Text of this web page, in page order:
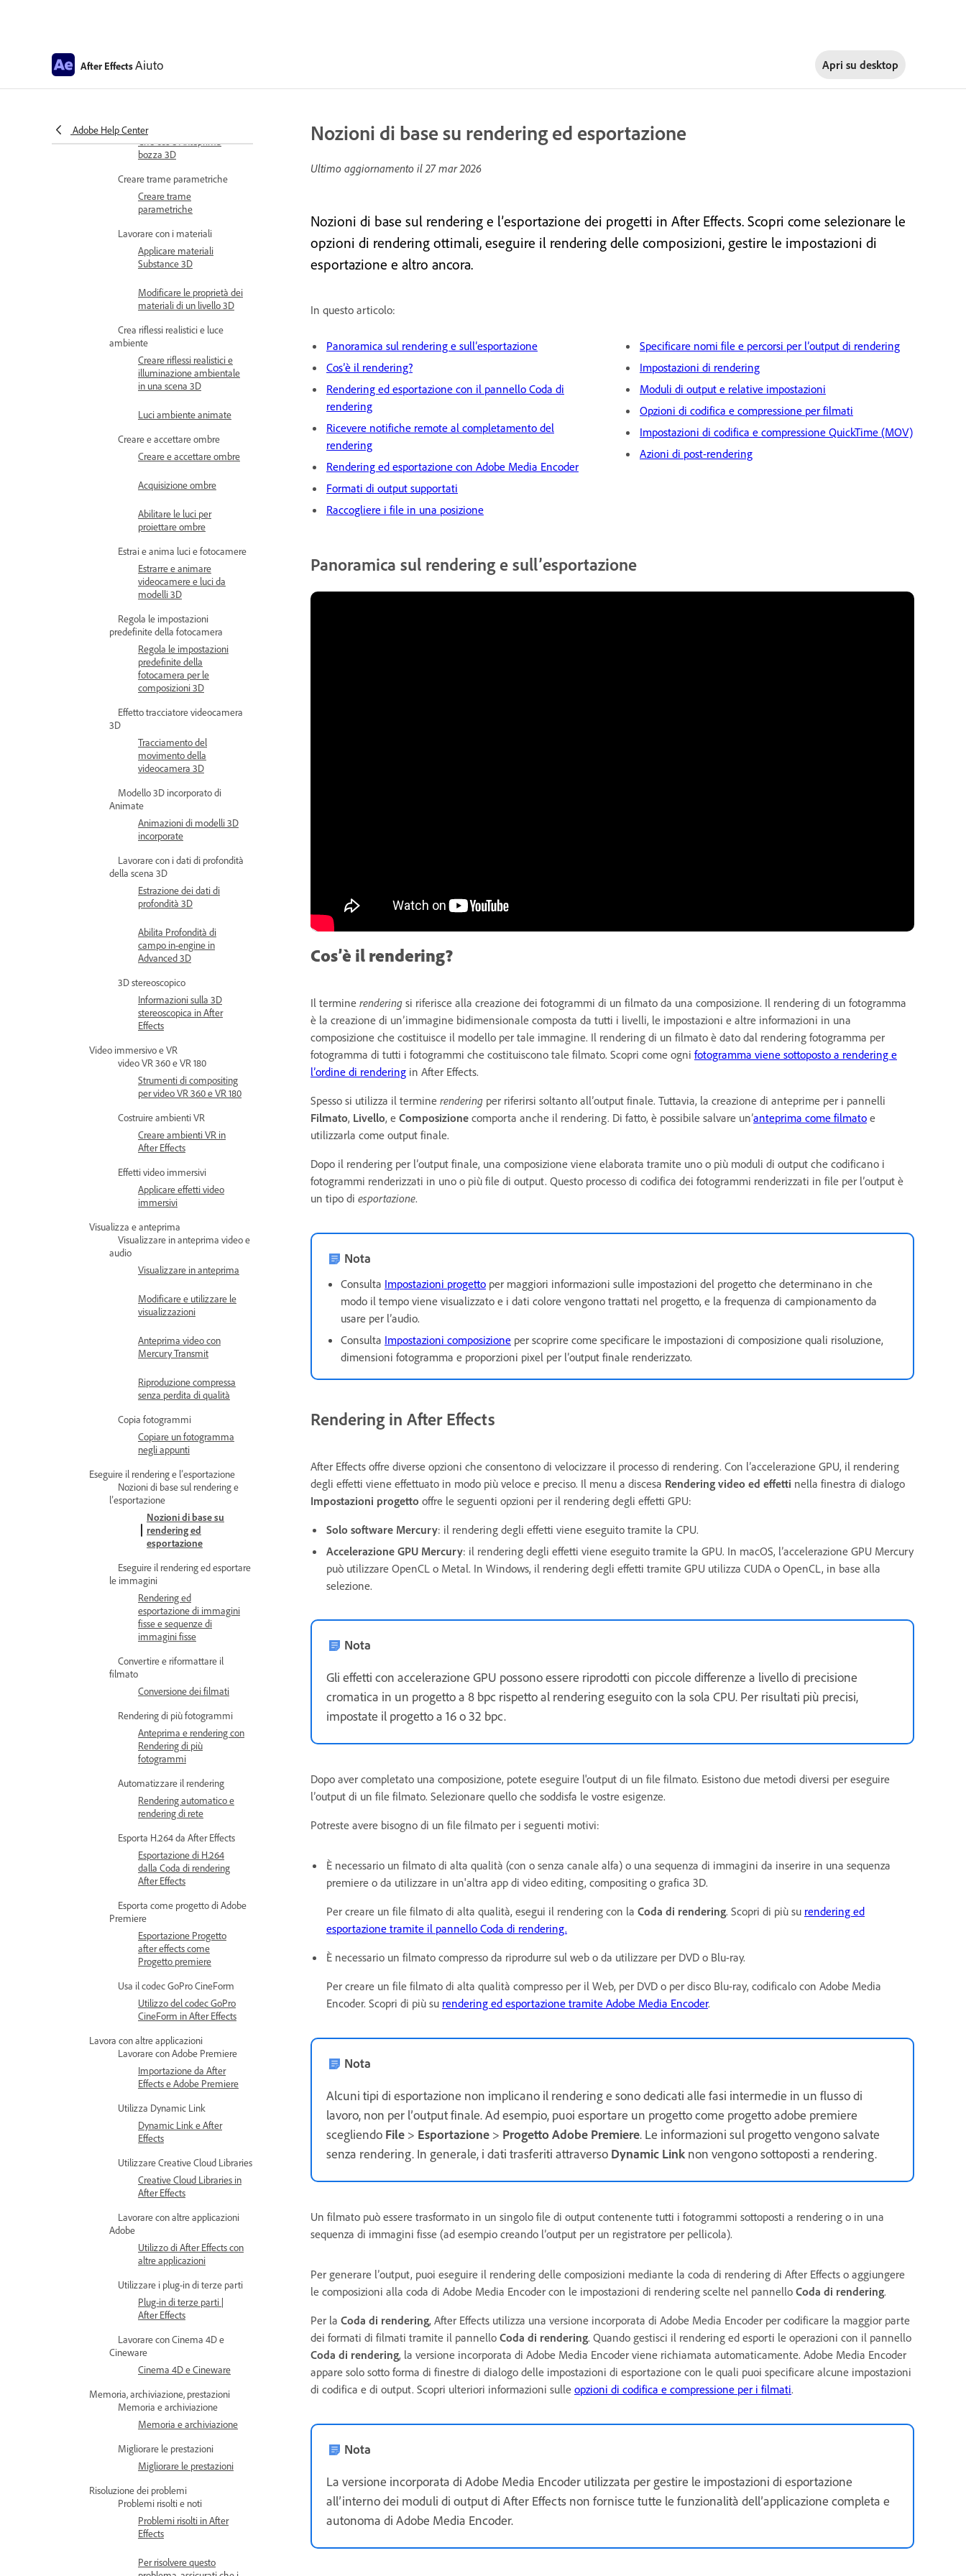
After EffectsAiuto Apri su desktop
Adobe Help Center
animazione 3D
Impostazioni di
Visualizzazione e anteprima 3D
Che cos’è Anteprima
bozza 3D
Creare trame parametriche
Creare trame
parametriche
Lavorare con i materiali
Applicare materiali
Substance 3D
Modificare le proprietà dei
materiali di un livello 3D
Crea riflessi realistici e luce
ambiente
Creare riflessi realistici e
illuminazione ambientale
in una scena 3D
Luci ambiente animate
Creare e accettare ombre
Creare e accettare ombre
Acquisizione ombre
Abilitare le luci per
proiettare ombre
Estrai e anima luci e fotocamere
Estrarre e animare
videocamere e luci da
modelli 3D
Regola le impostazioni
predefinite della fotocamera
Regola le impostazioni
predefinite della
fotocamera per le
composizioni 3D
Effetto tracciatore videocamera
3D
Tracciamento del
movimento della
videocamera 3D
Modello 3D incorporato di
Animate
Animazioni di modelli 3D
incorporate
Lavorare con i dati di profondità
della scena 3D
Estrazione dei dati di
profondità 3D
Abilita Profondità di
campo in-engine in
Advanced 3D
3D stereoscopico
Informazioni sulla 3D
stereoscopica in After
Effects
Video immersivo e VR
video VR 360 e VR 180
Strumenti di compositing
per video VR 360 e VR 180
Costruire ambienti VR
Creare ambienti VR in
After Effects
Effetti video immersivi
Applicare effetti video
immersivi
Visualizza e anteprima
Visualizzare in anteprima video e
audio
Visualizzare in anteprima
Modificare e utilizzare le
visualizzazioni
Anteprima video con
Mercury Transmit
Riproduzione compressa
senza perdita di qualità
Copia fotogrammi
Copiare un fotogramma
negli appunti
Eseguire il rendering e l’esportazione
Nozioni di base sul rendering e
l’esportazione
Nozioni di base su
rendering ed
esportazione
Eseguire il rendering ed esportare
le immagini
Rendering ed
esportazione di immagini
fisse e sequenze di
immagini fisse
Convertire e riformattare il
filmato
Conversione dei filmati
Rendering di più fotogrammi
Anteprima e rendering con
Rendering di più
fotogrammi
Automatizzare il rendering
Rendering automatico e
rendering di rete
Esporta H.264 da After Effects
Esportazione di H.264
dalla Coda di rendering
After Effects
Esporta come progetto di Adobe
Premiere
Esportazione Progetto
after effects come
Progetto premiere
Usa il codec GoPro CineForm
Utilizzo del codec GoPro
CineForm in After Effects
Lavora con altre applicazioni
Lavorare con Adobe Premiere
Importazione da After
Effects e Adobe Premiere
Utilizza Dynamic Link
Dynamic Link e After
Effects
Utilizzare Creative Cloud Libraries
Creative Cloud Libraries in
After Effects
Lavorare con altre applicazioni
Adobe
Utilizzo di After Effects con
altre applicazioni
Utilizzare i plug-in di terze parti
Plug-in di terze parti |
After Effects
Lavorare con Cinema 4D e
Cineware
Cinema 4D e Cineware
Memoria, archiviazione, prestazioni
Memoria e archiviazione
Memoria e archiviazione
Migliorare le prestazioni
Migliorare le prestazioni
Risoluzione dei problemi
Problemi risolti e noti
Problemi risolti in After
Effects
Per risolvere questo
Nozioni di base su rendering ed esportazione
Ultimo aggiornamento il27 mar 2026
Nozioni di base sul rendering e l’esportazione dei progetti in After Effects. Scopri come selezionare le
opzioni di rendering ottimali, eseguire il rendering delle composizioni, gestire le impostazioni di
esportazione e altro ancora.
In questo articolo:
Panoramica sul rendering e sull’esportazione
Cos’è il rendering?
Rendering ed esportazione con il pannello Coda di
rendering
Ricevere notifiche remote al completamento del
rendering
Rendering ed esportazione con Adobe Media Encoder
Formati di output supportati
Raccogliere i file in una posizione
Specificare nomi file e percorsi per l’output di rendering
Impostazioni di rendering
Moduli di output e relative impostazioni
Opzioni di codifica e compressione per filmati
Impostazioni di codifica e compressione QuickTime (MOV)
Azioni di post-rendering
Panoramica sul rendering e sull’esportazione
Cos’è il rendering?
Il termine rendering si riferisce alla creazione dei fotogrammi di un filmato da una composizione. Il rendering di un fotogramma
è la creazione di un’immagine bidimensionale composta da tutti i livelli, le impostazioni e altre informazioni in una
composizione che costituisce il modello per tale immagine. Il rendering di un filmato è dato dal rendering fotogramma per
fotogramma di tutti i fotogrammi che costituiscono tale filmato. Scopri come ogni fotogramma viene sottoposto a rendering e
l’ordine di rendering in After Effects.
Spesso si utilizza il termine rendering per riferirsi soltanto all’output finale. Tuttavia, la creazione di anteprime per i pannelli
Filmato, Livello, e Composizione comporta anche il rendering. Di fatto, è possibile salvare un’anteprima come filmato e
utilizzarla come output finale.
Dopo il rendering per l’output finale, una composizione viene elaborata tramite uno o più moduli di output che codificano i
fotogrammi renderizzati in uno o più file di output. Questo processo di codifica dei fotogrammi renderizzati in file per l’output è
un tipo di esportazione.
Nota
Consulta Impostazioni progetto per maggiori informazioni sulle impostazioni del progetto che determinano in che
modo il tempo viene visualizzato e i dati colore vengono trattati nel progetto, e la frequenza di campionamento da
usare per l’audio.
Consulta Impostazioni composizione per scoprire come specificare le impostazioni di composizione quali risoluzione,
dimensioni fotogramma e proporzioni pixel per l’output finale renderizzato.
Rendering in After Effects
After Effects offre diverse opzioni che consentono di velocizzare il processo di rendering. Con l’accelerazione GPU, il rendering
degli effetti viene effettuato in modo più veloce e preciso. Il menu a discesa Rendering video ed effetti nella finestra di dialogo
Impostazioni progetto offre le seguenti opzioni per il rendering degli effetti GPU:
Solo software Mercury: il rendering degli effetti viene eseguito tramite la CPU.
Accelerazione GPU Mercury: il rendering degli effetti viene eseguito tramite la GPU. In macOS, l’accelerazione GPU Mercury
può utilizzare OpenCL o Metal. In Windows, il rendering degli effetti tramite GPU utilizza CUDA o OpenCL, in base alla
selezione.
Nota
Gli effetti con accelerazione GPU possono essere riprodotti con piccole differenze a livello di precisione
cromatica in un progetto a 8 bpc rispetto al rendering eseguito con la sola CPU. Per risultati più precisi,
impostate il progetto a 16 o 32 bpc.
Dopo aver completato una composizione, potete eseguire l'output di un file filmato. Esistono due metodi diversi per eseguire
l’output di un file filmato. Selezionare quello che soddisfa le vostre esigenze.
Potreste avere bisogno di un file filmato per i seguenti motivi:
È necessario un filmato di alta qualità (con o senza canale alfa) o una sequenza di immagini da inserire in una sequenza
premiere o da utilizzare in un'altra app di video editing, compositing o grafica 3D.
Per creare un file filmato di alta qualità, esegui il rendering con la Coda di rendering. Scopri di più su rendering ed
esportazione tramite il pannello Coda di rendering.
È necessario un filmato compresso da riprodurre sul web o da utilizzare per DVD o Blu-ray.
Per creare un file filmato di alta qualità compresso per il Web, per DVD o per disco Blu-ray, codificalo con Adobe Media
Encoder. Scopri di più su rendering ed esportazione tramite Adobe Media Encoder.
Nota
Alcuni tipi di esportazione non implicano il rendering e sono dedicati alle fasi intermedie in un flusso di
lavoro, non per l’output finale. Ad esempio, puoi esportare un progetto come progetto adobe premiere
scegliendo File > Esportazione > Progetto Adobe Premiere. Le informazioni sul progetto vengono salvate
senza rendering. In generale, i dati trasferiti attraverso Dynamic Link non vengono sottoposti a rendering.
Un filmato può essere trasformato in un singolo file di output contenente tutti i fotogrammi sottoposti a rendering o in una
sequenza di immagini fisse (ad esempio creando l’output per un registratore per pellicola).
Per generare l’output, puoi eseguire il rendering delle composizioni mediante la coda di rendering di After Effects o aggiungere
le composizioni alla coda di Adobe Media Encoder con le impostazioni di rendering scelte nel pannello Coda di rendering.
Per la Coda di rendering, After Effects utilizza una versione incorporata di Adobe Media Encoder per codificare la maggior parte
dei formati di filmati tramite il pannello Coda di rendering. Quando gestisci il rendering ed esporti le operazioni con il pannello
Coda di rendering, la versione incorporata di Adobe Media Encoder viene richiamata automaticamente. Adobe Media Encoder
appare solo sotto forma di finestre di dialogo delle impostazioni di esportazione con le quali puoi specificare alcune impostazioni
di codifica e di output. Scopri ulteriori informazioni sulle opzioni di codifica e compressione per i filmati.
Nota
La versione incorporata di Adobe Media Encoder utilizzata per gestire le impostazioni di esportazione
all’interno dei moduli di output di After Effects non fornisce tutte le funzionalità dell’applicazione completa e
autonoma di Adobe Media Encoder.